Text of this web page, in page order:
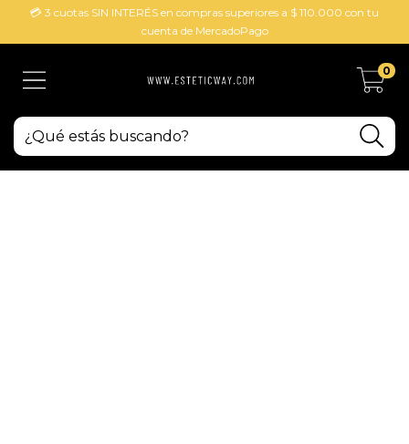
💳 3 cuotas SIN INTERÉS en compras superiores a $ 110.000 con tu
cuenta de MercadoPago
0